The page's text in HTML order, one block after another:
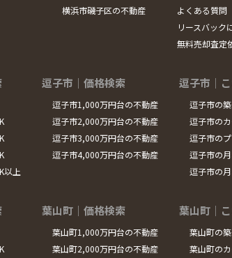
横浜市磯子区の不動産
よくある質問
リースバック
無料売却査定
以上
逗子市｜価格検索
逗子市1,000万円台の不動産
逗子市2,000万円台の不動産
逗子市3,000万円台の不動産
逗子市4,000万円台の不動産
逗子市｜
逗子市の
逗子市の
逗子市の
逗子市の
逗子市の
葉山町｜価格検索
葉山町1,000万円台の不動産
葉山町2,000万円台の不動産
葉山町｜
葉山町の
葉山町の